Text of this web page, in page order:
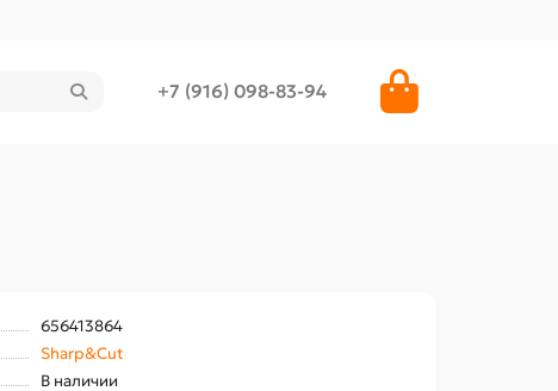
+7 (916) 098-83-94
656413864
Sharp&Cut
В наличии